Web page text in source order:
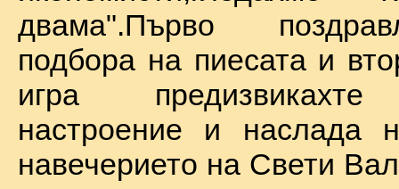
двама".Първо
подбора на пиесата и
игра
настроение и наслада
навечерието на Свети